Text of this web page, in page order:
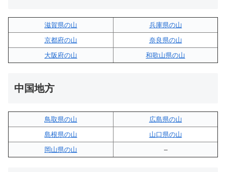
滋賀県の山
兵庫県の山
京都府の山
奈良県の山
大阪府の山
和歌山県の山
中国地方
鳥取県の山
広島県の山
島根県の山
山口県の山
岡山県の山
–